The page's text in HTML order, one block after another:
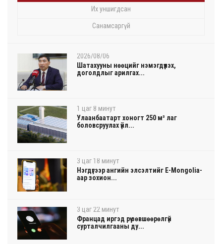
Их уншигдсан
Санамсаргүй
2026/08/06
Шатахууны нөөцийг нэмэгдүүлэх,
доголдлыг арилгах...
1 цаг 8 минут
Улаанбаатарт хоногт 250 м³ лаг
боловсруулах үйл...
3 цаг 18 минут
Нэгдүгээр ангийн элсэлтийг E-Mongolia-
аар зохион...
3 цаг 22 минут
Францад иргэд рүү зөвшөөрөлгүй
сурталчилгааны ду...